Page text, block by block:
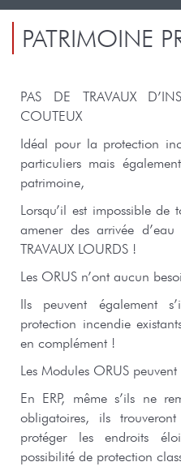
PATRIMOINE
PAS DE TRAVAUX
COUTEUX
Idéal pour la protection
particuliers mais
patrimoine,
Lorsqu’il est impossible
amener des arrivée
TRAVAUX LOURDS !
Les ORUS n’ont aucun
Ils peuvent également
protection incendie
en complément !
Les Modules ORUS
En ERP, même s’ils ne
obligatoires, ils
protéger les endroits
possibilité de protection